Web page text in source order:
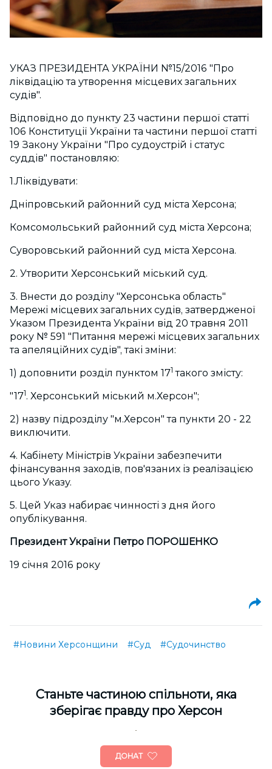
УКАЗ ПРЕЗИДЕНТА УКРАЇНИ №15/2016 "Про
ліквідацію та утворення місцевих загальних
судів".
Відповідно до пункту 23 частини першої статті
106 Конституції України та частини першої статті
19 Закону України "Про судоустрій і статус
суддів" постановляю:
1.Ліквідувати:
Дніпровський районний суд міста Херсона;
Комсомольський районний суд міста Херсона;
Суворовський районний суд міста Херсона.
2. Утворити Херсонський міський суд.
3. Внести до розділу "Херсонська область"
Мережі місцевих загальних судів, затвердженої
Указом Президента України від 20 травня 2011
року № 591 "Питання мережі місцевих загальних
та апеляційних судів", такі зміни:
1) доповнити розділ пунктом 171 такого змісту:
"171. Херсонський міський м.Херсон";
2) назву підрозділу "м.Херсон" та пункти 20 - 22
виключити.
4. Кабінету Міністрів України забезпечити
фінансування заходів, пов'язаних із реалізацією
цього Указу.
5. Цей Указ набирає чинності з дня його
опублікування.
Президент України Петро ПОРОШЕНКО
19 січня 2016 року
#Новини Херсонщини #Суд #Судочинство
Cтаньте частиною спільноти, яка
зберігає правду про Херсон
ДОНАТ